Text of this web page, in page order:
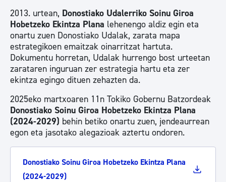
2013. urtean, Donostiako Udalerriko Soinu Giroa
Hobetzeko Ekintza Plana lehenengo aldiz egin eta
onartu zuen Donostiako Udalak, zarata mapa
estrategikoen emaitzak oinarritzat hartuta.
Dokumentu horretan, Udalak hurrengo bost urteetan
zarataren inguruan zer estrategia hartu eta zer
ekintza egingo dituen zehazten da.
2025eko martxoaren 11n Tokiko Gobernu Batzordeak
Donostiako Soinu Giroa Hobetzeko Ekintza Plana
(2024-2029) behin betiko onartu zuen, jendeaurrean
egon eta jasotako alegazioak aztertu ondoren.
Donostiako Soinu Giroa Hobetzeko Ekintza Plana
(2024-2029)